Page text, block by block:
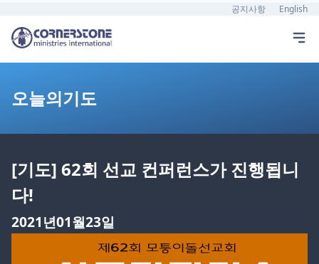
공지사항 English
오늘의기도
[기도] 62회 선교 컨퍼런스가 진행됩니
다!
2021년01월23일